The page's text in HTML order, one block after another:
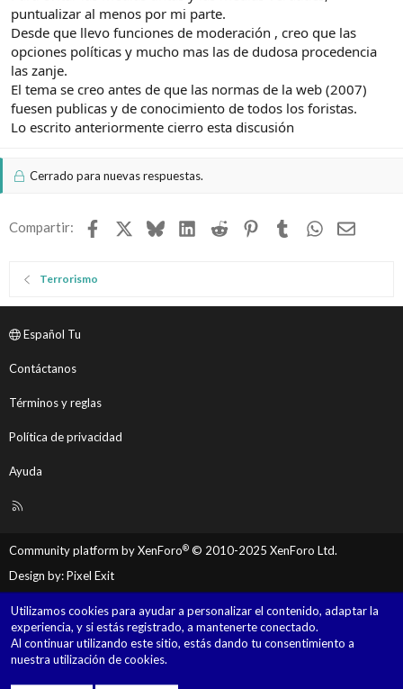
puntualizar al menos por mi parte.
Desde que llevo funciones de moderación , creo que las
opciones políticas y mucho mas las de dudosa procedencia
las zanje.
El tema se creo antes de que las normas de la web (2007)
fuesen publicas y de conocimiento de todos los foristas.
Lo escrito anteriormente cierro esta discusión
Cerrado para nuevas respuestas.
Compartir: Facebook BlueskyLinkedIn
Reddit Pinterest
TumblrWhatsApp
Email
Terrorismo
Español Tu
Contáctanos
Términos y reglas
Política de privacidad
Ayuda
R
Community platform by XenForo® © 2010-2025 XenForo Ltd.
Design by:Pixel Exit
Utilizamos cookies para ayudar a personalizar el contenido, adaptar la
experiencia, y si estás registrado, a mantenerte conectado.
Al continuar utilizando este sitio, estás dando tu consentimiento a
nuestra utilización de cookies.